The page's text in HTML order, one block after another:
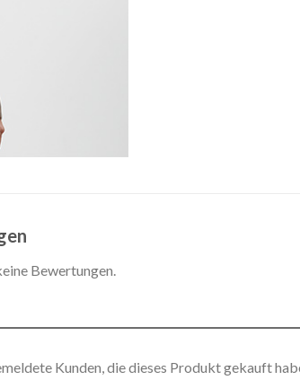
Bewertungen.
Kunden, die dieses Produkt gekauft